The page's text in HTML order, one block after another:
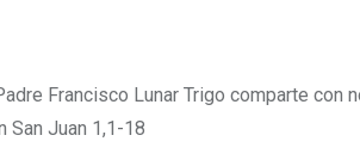
Francisco Lunar Trigo comparte con
San Juan 1,1-18